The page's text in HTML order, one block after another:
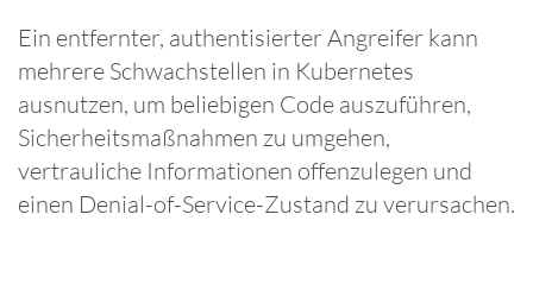
Ein entfernter, authentisierter Angreifer kann
mehrere Schwachstellen in Kubernetes
ausnutzen, um beliebigen Code auszuführen,
Sicherheitsmaßnahmen zu umgehen,
vertrauliche Informationen offenzulegen und
einen Denial-of-Service-Zustand zu verursachen.